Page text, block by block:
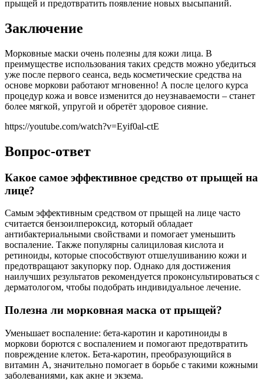
прыщей и предотвратить появление новых высыпаний.
Заключение
Морковные маски очень полезны для кожи лица. В
преимуществе использования таких средств можно убедиться
уже после первого сеанса, ведь косметические средства на
основе моркови работают мгновенно! А после целого курса
процедур кожа и вовсе изменится до неузнаваемости – станет
более мягкой, упругой и обретёт здоровое сияние.
https://youtube.com/watch?v=Eyif0al-ctE
Вопрос-ответ
Какое самое эффективное средство от прыщей на
лице?
Самым эффективным средством от прыщей на лице часто
считается бензоилпероксид, который обладает
антибактериальными свойствами и помогает уменьшить
воспаление. Также популярны салициловая кислота и
ретиноиды, которые способствуют отшелушиванию кожи и
предотвращают закупорку пор. Однако для достижения
наилучших результатов рекомендуется проконсультироваться с
дерматологом, чтобы подобрать индивидуальное лечение.
Полезна ли морковная маска от прыщей?
Уменьшает воспаление: бета-каротин и каротиноиды в
моркови борются с воспалением и помогают предотвратить
повреждение клеток. Бета-каротин, преобразующийся в
витамин А, значительно помогает в борьбе с такими кожными
заболеваниями, как акне и экзема.